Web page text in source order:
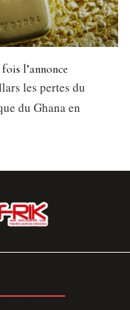
l’annonce
les pertes du
du Ghana en